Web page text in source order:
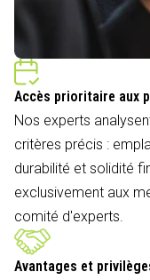
Accès prioritaire aux
Nos experts
critères précis :
durabilité et solidité
exclusivement aux
comité d'experts.
Avantages et